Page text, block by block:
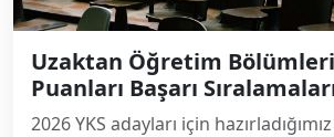
Uzaktan Öğretim Bölümleri
Puanları Başarı
2026 YKS adayları için